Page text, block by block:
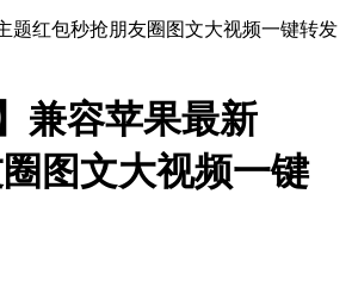
兼容苹果最新
图文大视频一键